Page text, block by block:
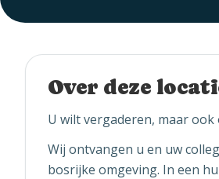
Over deze
U wilt vergaderen, maar
Wij ontvangen u en uw
bosrijke omgeving. In een